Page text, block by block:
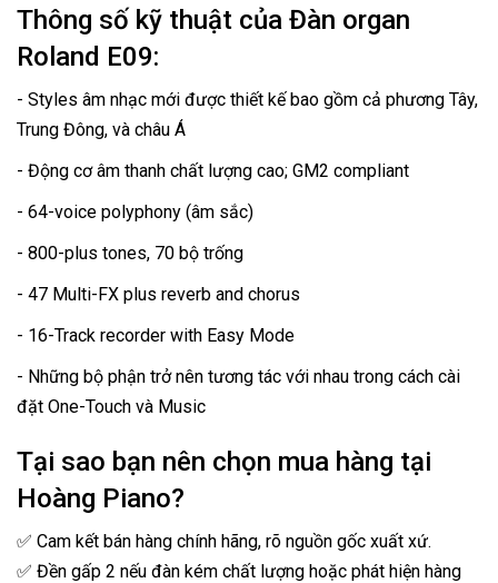
Thông số kỹ thuật của Đàn organ
Roland E09:
- Styles âm nhạc mới được thiết kế bao gồm cả phương Tây,
Trung Đông, và châu Á
- Động cơ âm thanh chất lượng cao; GM2 compliant
- 64-voice polyphony (âm sắc)
- 800-plus tones, 70 bộ trống
- 47 Multi-FX plus reverb and chorus
- 16-Track recorder with Easy Mode
- Những bộ phận trở nên tương tác với nhau trong cách cài
đặt One-Touch và Music
Tại sao bạn nên chọn mua hàng tại
Hoàng Piano?
✅ Cam kết bán hàng chính hãng, rõ nguồn gốc xuất xứ.
✅ Đền gấp 2 nếu đàn kém chất lượng hoặc phát hiện hàng